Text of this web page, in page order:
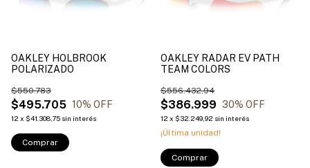
OAKLEY HOLBROOK
POLARIZADO
$495.705
$550.783
10% OFF
12 x $41.308,75 sin interés
Comprar
OAKLEY RADAR EV PATH
TEAM COLORS
$386.999
$556.432,94
30% OFF
12 x $32.249,92 sin interés
¡Última unidad!
Comprar